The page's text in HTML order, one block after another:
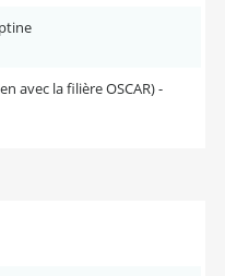
avec la filière OSCAR) -